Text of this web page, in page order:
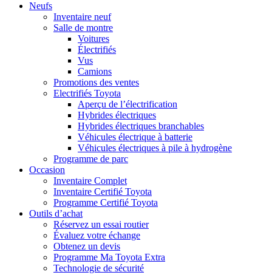
Neufs
Inventaire neuf
Salle de montre
Voitures
Électrifiés
Vus
Camions
Promotions des ventes
Electrifiés Toyota
Aperçu de l’électrification
Hybrides électriques
Hybrides électriques branchables
Véhicules électrique à batterie
Véhicules électriques à pile à hydrogène
Programme de parc
Occasion
Inventaire Complet
Inventaire Certifié Toyota
Programme Certifié Toyota
Outils d’achat
Réservez un essai routier
Évaluez votre échange
Obtenez un devis
Programme Ma Toyota Extra
Technologie de sécurité